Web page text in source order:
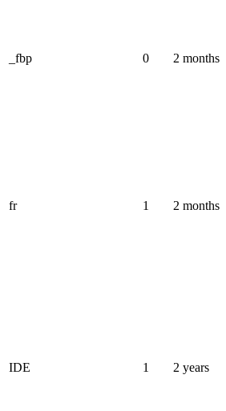
_fbp 0 2 months
fr 1 2 months
IDE 1 2 years